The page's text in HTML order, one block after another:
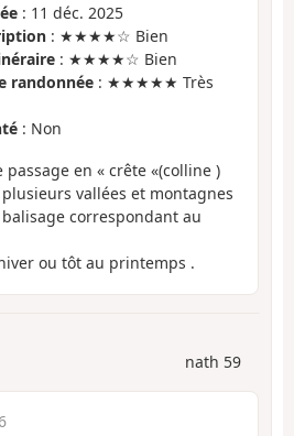
: 11 déc. 2025
: ★★★★☆ Bien
: ★★★★☆ Bien
randonnée : ★★★★★ Très
: Non
passage en « crête «(colline )
vallées et montagnes
correspondant au
ou tôt au printemps .
nath 59